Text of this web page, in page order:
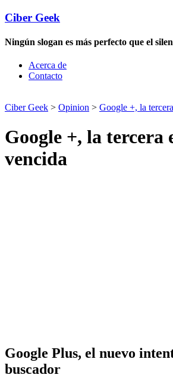
Ciber Geek
Ningún slogan es más perfecto que el
Acerca de
Contacto
Ciber Geek > Opinion > Google +, la
Google +, la tercera
vencida
Google Plus, el nuevo
buscador